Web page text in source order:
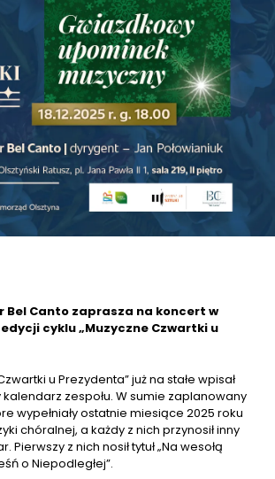
Bel Canto zaprasza na koncert w
cyklu „Muzyczne Czwartki u
u Prezydenta” już na stałe wpisał
kalendarz zespołu. W sumie zaplanowany
wypełniały ostatnie miesiące 2025 roku
chóralnej, a każdy z nich przynosił inny
Pierwszy z nich nosił tytuł „Na wesołą
o Niepodległej”.